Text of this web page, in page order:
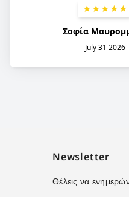
Newsletter
Θέλεις να